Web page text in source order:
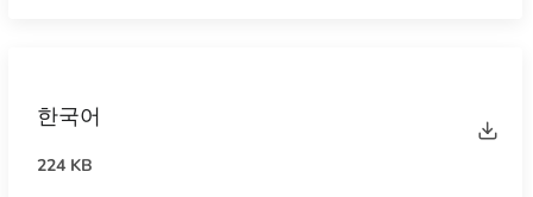
한국어
224 KB